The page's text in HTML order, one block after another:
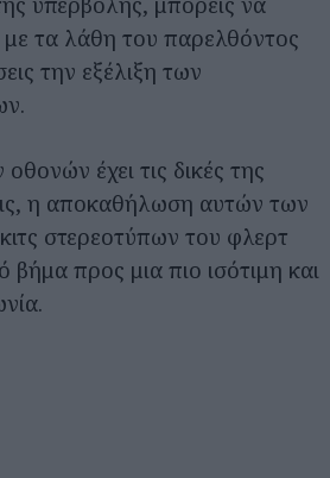
με τα λάθη του παρελθόντος
την εξέλιξη των
έχει τις δικές της
η αποκαθήλωση αυτών των
στερεοτύπων του φλερτ
βήμα προς μια πιο ισότιμη και